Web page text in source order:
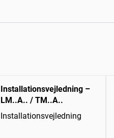
Installationsvejledning –
LM..A.. / TM..A..
Installationsvejledning